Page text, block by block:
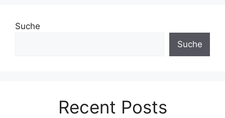
Suche
Suche
Recent Posts